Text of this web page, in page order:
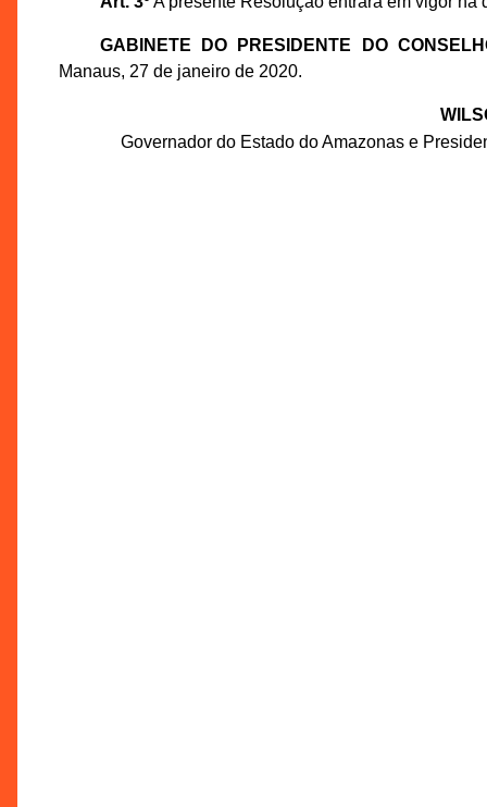
GABINETE DO PRESIDENTE DO
Manaus, 27 de janeiro de 2020.
Governador do Estado do Amazonas e